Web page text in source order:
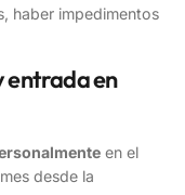
haber impedimentos
entrada en
en el
desde la